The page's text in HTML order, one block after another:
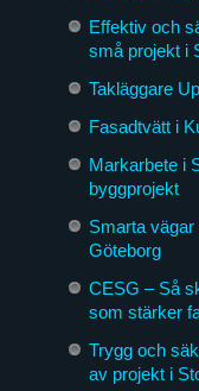
Effektiv och
små projekt i
Takläggare
Fasadtvätt i
Markarbete i
byggprojekt
Smarta
Göteborg
CESG – Så
som stärker
Trygg och
av projekt i